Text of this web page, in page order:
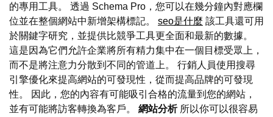
的專用工具。 透過 Schema Pro，您可以在幾分鐘內對應欄
位並在整個網站中新增架構標記。 seo是什麼 該工具還可用
於關鍵字研究，並提供比競爭工具更全面和最新的數據。
這是因為它們允許企業將所有精力集中在一個目標受眾上，
而不是將注意力分散到不同的管道上。 行銷人員使用搜尋
引擎優化來提高網站的可發現性，從而提高品牌的可發現
性。 因此，您的內容有可能吸引合格的流量到您的網站，
並有可能將訪客轉換為客戶。 網站分析所以你可以很容易